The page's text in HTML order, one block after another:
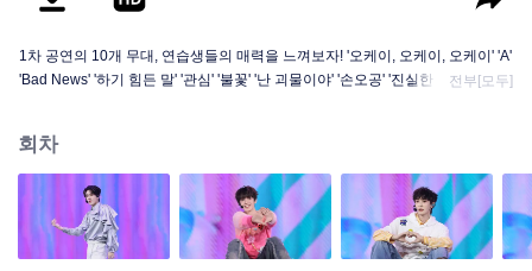
1차 공연의 10개 무대, 연습생들의 매력을 느껴보자! '오케이, 오케이, 오케이' 'A'
'Bad News' '하기 힘든 말' '관심' '불꽃' '난 괴물이야' '손오공' '진실한 사랑' '달빛
전부[모두]
회차